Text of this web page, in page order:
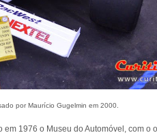
por Maurício Gugelmin em 2000.
1976 o Museu do Automóvel, com o